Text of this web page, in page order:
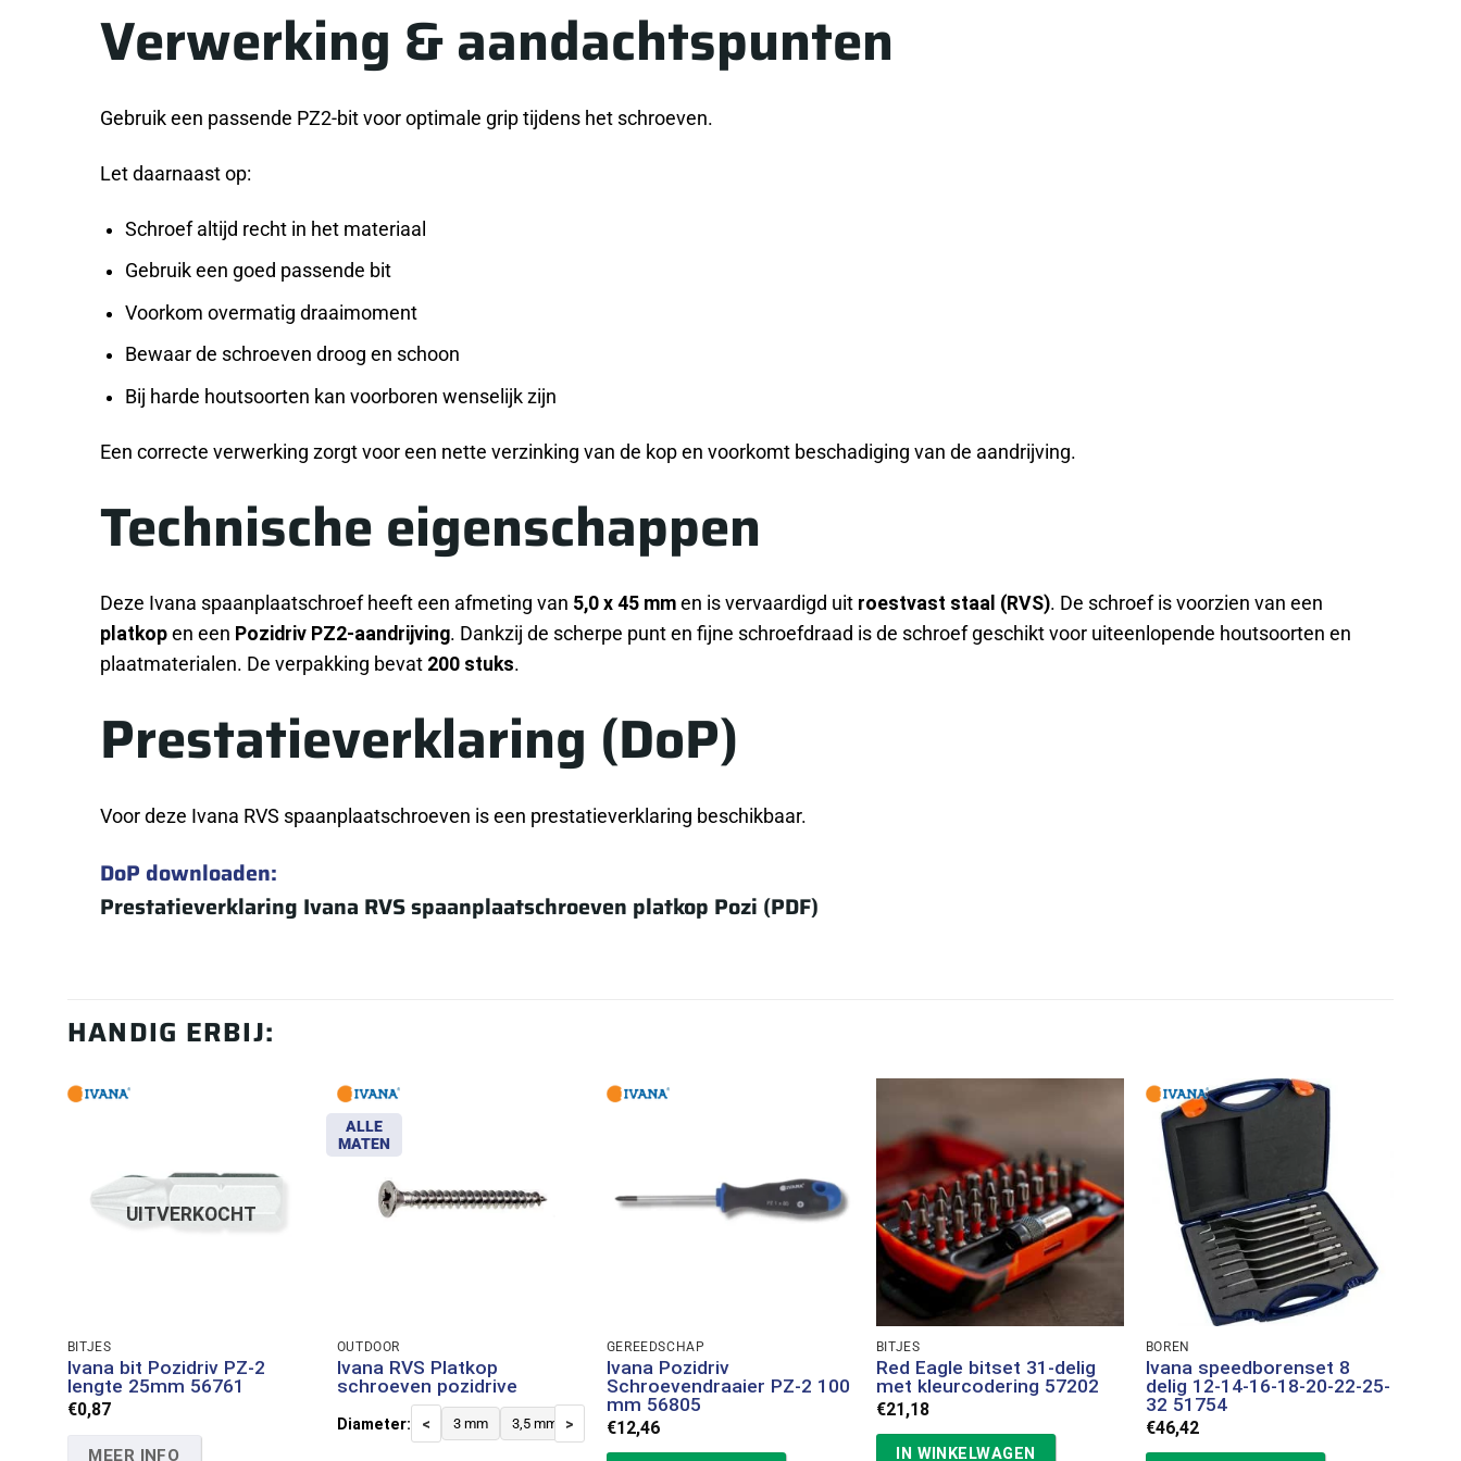
Verwerking & aandachtspunten
Gebruik een passende PZ2-bit voor optimale grip tijdens het schroeven.
Let daarnaast op:
Schroef altijd recht in het materiaal
Gebruik een goed passende bit
Voorkom overmatig draaimoment
Bewaar de schroeven droog en schoon
Bij harde houtsoorten kan voorboren wenselijk zijn
Een correcte verwerking zorgt voor een nette verzinking van de kop en voorkomt beschadiging van de aandrijving.
Technische eigenschappen
Deze Ivana spaanplaatschroef heeft een afmeting van 5,0 x 45 mm en is vervaardigd uit roestvast staal (RVS). De schroef is voorzien van een
platkop en een Pozidriv PZ2-aandrijving. Dankzij de scherpe punt en fijne schroefdraad is de schroef geschikt voor uiteenlopende houtsoorten en
plaatmaterialen. De verpakking bevat 200 stuks.
Prestatieverklaring (DoP)
Voor deze Ivana RVS spaanplaatschroeven is een prestatieverklaring beschikbaar.
DoP downloaden:
Prestatieverklaring Ivana RVS spaanplaatschroeven platkop Pozi (PDF)
HANDIG ERBIJ:
UITVERKOCHT
BITJES
Ivana bit Pozidriv PZ-2
lengte 25mm 56761
€0,87
MEER INFO
ALLE
MATEN
OUTDOOR
Ivana RVS Platkop
schroeven pozidrive
Diameter: < 3 mm 3,5 mm 4 mm 4,5 mm
>
GEREEDSCHAP
Ivana Pozidriv
Schroevendraaier PZ-2 100
mm 56805
€12,46
BITJES
Red Eagle bitset 31-delig
met kleurcodering 57202
€21,18
IN WINKELWAGEN
BOREN
Ivana speedborenset 8
delig 12-14-16-18-20-22-25-
32 51754
€46,42